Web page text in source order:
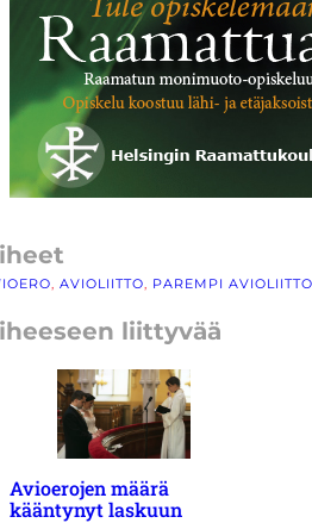
, AVIOLIITTO, PAREMPI
liittyvää
Avioerojen määrä
kääntynyt laskuun